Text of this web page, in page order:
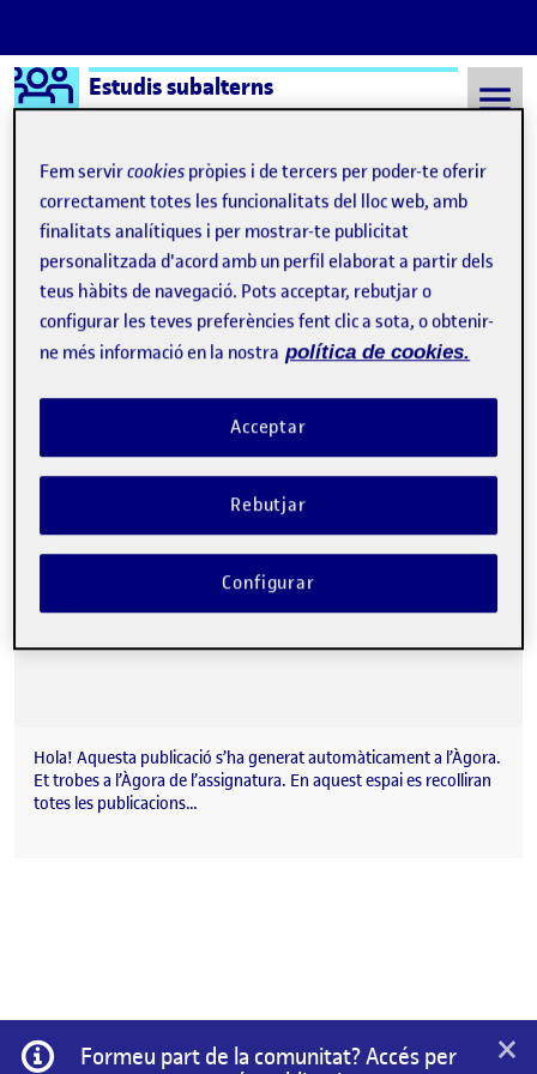
Saltar al contingut
Logo Ágora
Estudis subalterns
Semestre 20211 - Aula 224 Uncategorized
Uncategorized
Benvinguts i benvingudes!
Publicat per
Quelic Berga Carreras
Data de publicació8 setembre, 2021 11:10 pm
Hola! Aquesta publicació s’ha generat automàticament a l’Àgora.
Et trobes a l’Àgora de l’assignatura. En aquest espai es recolliran
totes les publicacions…
Informació
Formeu part de la comunitat? Accés per
×
Fem servircookies pròpies i de tercers per poder-te oferir
correctament totes les funcionalitats del lloc web, amb
finalitats analítiques i per mostrar-te publicitat
personalitzada d'acord amb un perfil elaborat a partir dels
teus hàbits de navegació. Pots acceptar, rebutjar o
configurar les teves preferències fent clic a sota, o obtenir-
ne més informació en la nostra política de cookies.
Rebutjar
Acceptar
Configurar